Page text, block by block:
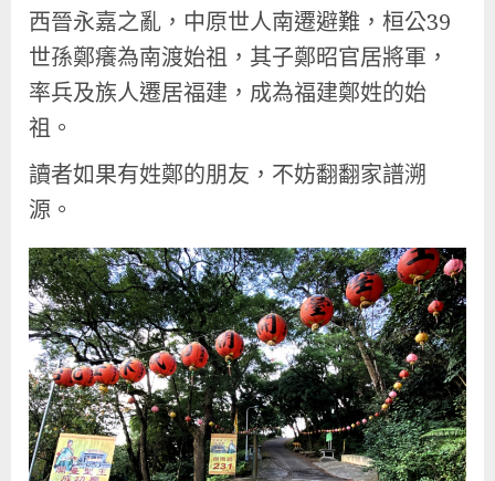
西晉永嘉之亂，中原世人南遷避難，桓公39
世孫鄭癢為南渡始祖，其子鄭昭官居將軍，
率兵及族人遷居福建，成為福建鄭姓的始
祖。
讀者如果有姓鄭的朋友，不妨翻翻家譜溯
源。